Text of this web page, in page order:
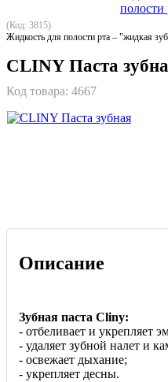
(Код: 3815)
Жидкость для полости рта – "жидкая
CLINY Паста
Код товара: 4667
Описание
Зубная паста Cliny:
- отбеливает и укрепляет
- удаляет зубной налет и
- освежает дыхание;
- укрепляет десны.